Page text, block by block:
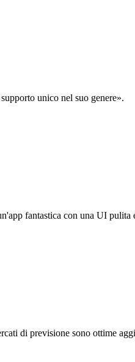
unico nel suo genere».
fantastica con una UI pulita
di previsione sono ottime